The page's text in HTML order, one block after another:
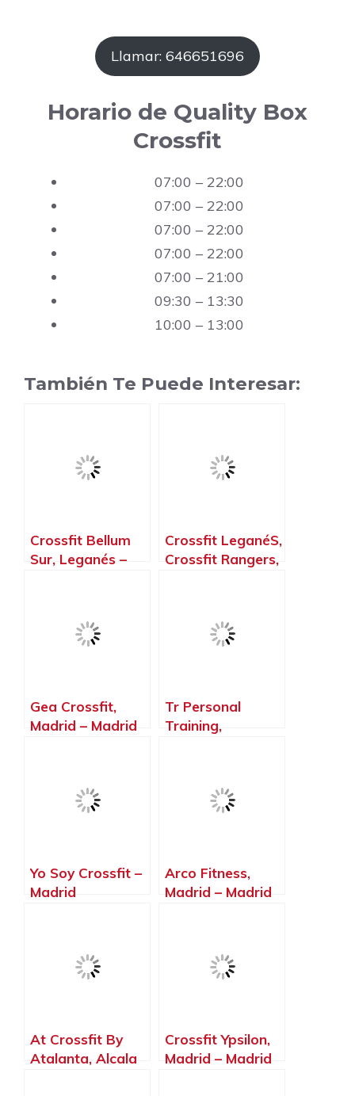
Llamar: 646651696
Horario de Quality Box
Crossfit
07:00 – 22:00
07:00 – 22:00
07:00 – 22:00
07:00 – 22:00
07:00 – 21:00
09:30 – 13:30
10:00 – 13:00
También Te Puede Interesar:
Crossfit Bellum
Sur, Leganés –
Crossfit LeganéS,
Crossfit Rangers,
Gea Crossfit,
Madrid – Madrid
Tr Personal
Training,
Yo Soy Crossfit –
Madrid
Arco Fitness,
Madrid – Madrid
At Crossfit By
Atalanta, Alcala
Crossfit Ypsilon,
Madrid – Madrid